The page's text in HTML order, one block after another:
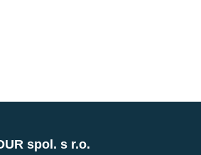
spol. s r.o.